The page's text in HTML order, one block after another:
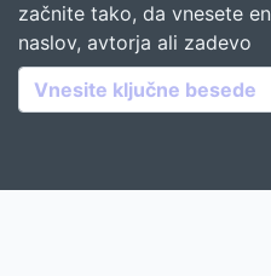
začnite tako, da vnesete
naslov, avtorja ali zadevo